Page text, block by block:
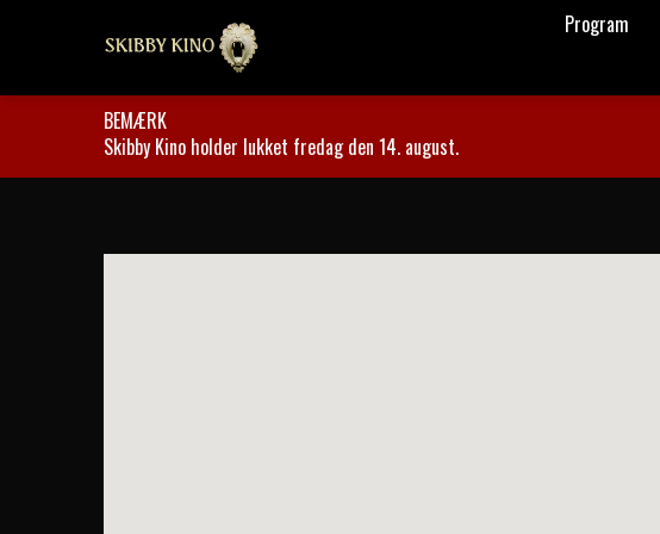
Program
BEMÆRK
Skibby Kino holder lukket fredag den 14. august.